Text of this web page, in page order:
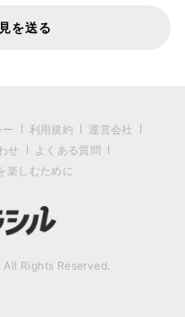
を送る
利用規約
運営会社
せ
よくある質問
楽しむために
Rights Reserved.